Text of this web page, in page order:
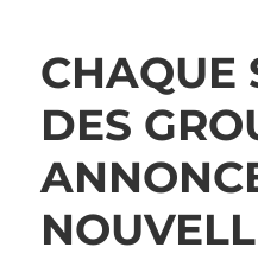
CHAQUE
DES